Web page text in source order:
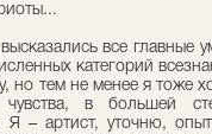
все главные
категорий
но тем не менее я тоже
в большей
Я – артист, уточню,